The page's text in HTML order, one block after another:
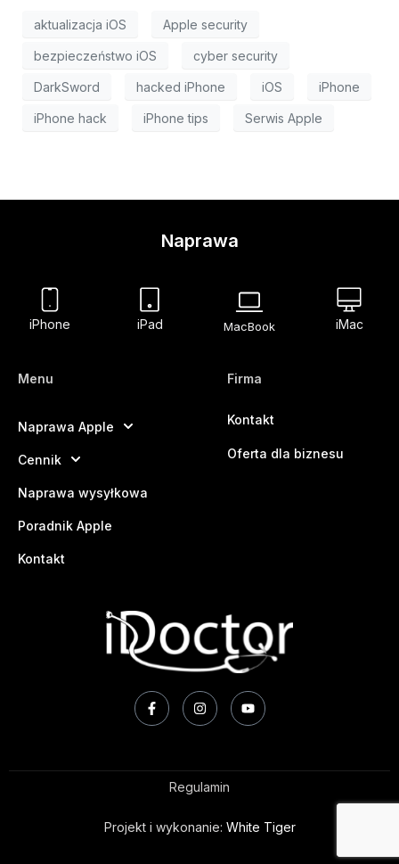
aktualizacja iOS Apple security
bezpieczeństwo iOS cyber security
DarkSword hacked iPhone iOS iPhone
iPhone hack iPhone tips Serwis Apple
Naprawa
iPhone iPad MacBook iMac
Menu
Naprawa Apple
Cennik
Naprawa wysyłkowa
Poradnik Apple
Kontakt
Firma
Kontakt
Oferta dla biznesu
Regulamin
Projekt i wykonanie: White Tiger